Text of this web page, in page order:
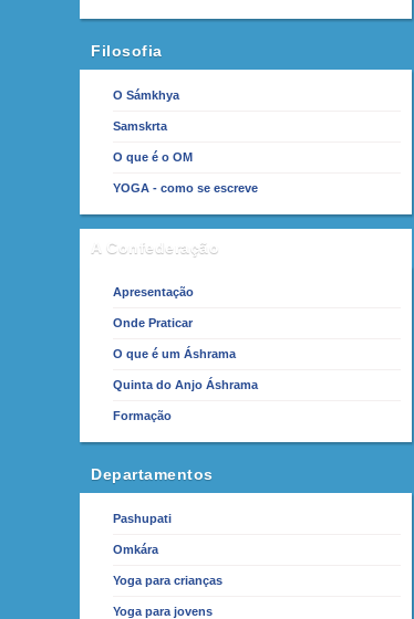
Filosofia
O Sámkhya
Samskrta
O que é o OM
YOGA - como se escreve
A Confederação
Apresentação
Onde Praticar
O que é um Áshrama
Quinta do Anjo Áshrama
Formação
Departamentos
Pashupati
Omkára
Yoga para crianças
Yoga para jovens